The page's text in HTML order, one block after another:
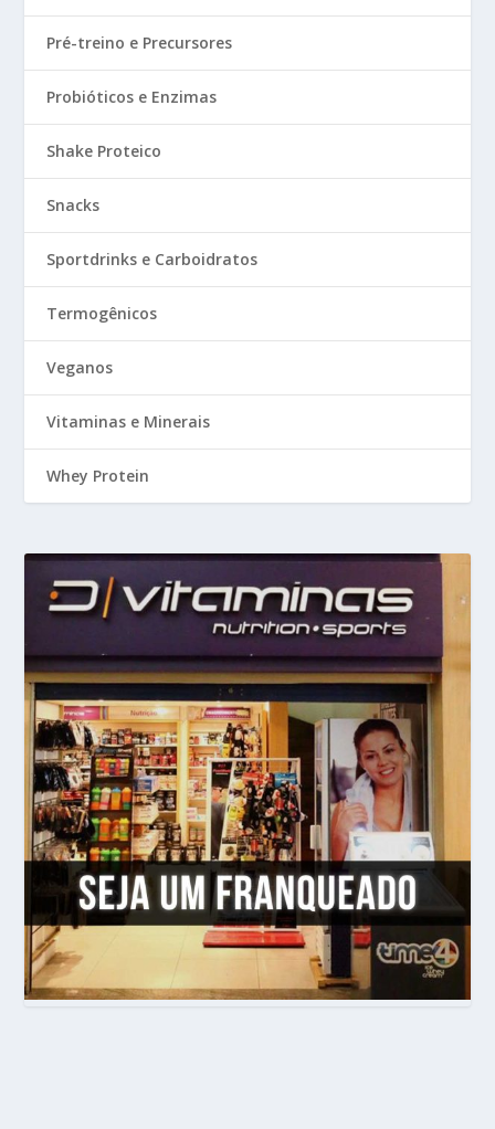
Pré-treino e Precursores
Probióticos e Enzimas
Shake Proteico
Snacks
Sportdrinks e Carboidratos
Termogênicos
Veganos
Vitaminas e Minerais
Whey Protein